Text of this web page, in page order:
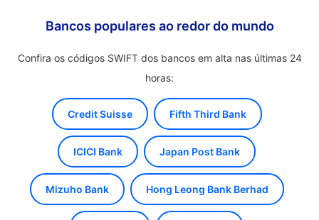
Bancos populares ao redor do mundo
Confira os códigos SWIFT dos bancos em alta nas últimas 24
horas:
Credit Suisse Fifth Third Bank
ICICI Bank Japan Post Bank
Mizuho Bank Hong Leong Bank Berhad